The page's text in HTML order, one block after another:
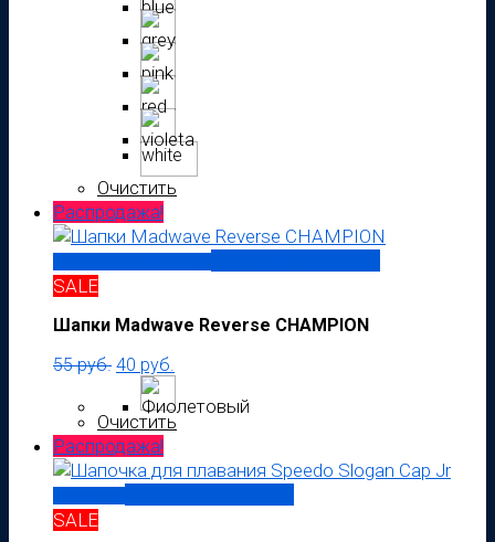
white
Очистить
Распродажа!
SALE
Шапки Madwave Reverse CHAMPION
55руб. 40 руб.
Очистить
Распродажа!
SALE